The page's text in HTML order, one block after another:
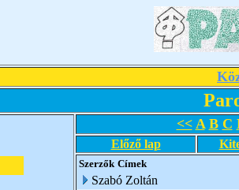
<< A B C
Előző lap
Szerzők Címek
Szabó Zoltán